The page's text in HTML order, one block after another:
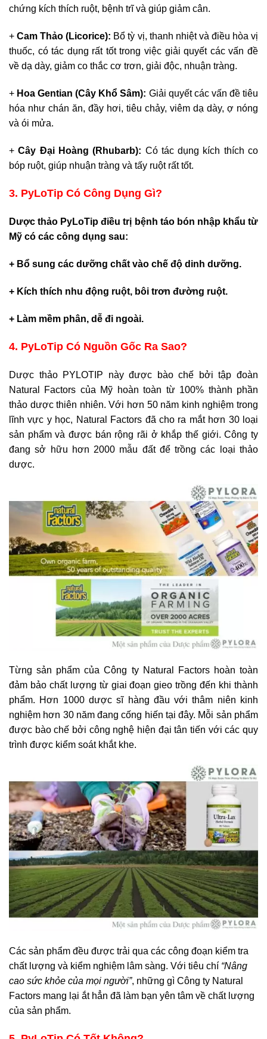
chứng kích thích ruột, bệnh trĩ và giúp giảm cân.
+ Cam Thảo (Licorice): Bổ tỳ vị, thanh nhiệt và điều hòa vị
thuốc, có tác dụng rất tốt trong việc giải quyết các vấn đề
về dạ dày, giảm co thắc cơ trơn, giải độc, nhuận tràng.
+ Hoa Gentian (Cây Khổ Sâm): Giải quyết các vấn đề tiêu
hóa như chán ăn, đầy hơi, tiêu chảy, viêm dạ dày, ợ nóng
và ói mửa.
+Cây Đại Hoàng (Rhubarb): Có tác dụng kích thích co
bóp ruột, giúp nhuận tràng và tấy ruột rất tốt.
3. PyLoTip Có Công Dụng Gì?
Dược thảo PyLoTip điều trị bệnh táo bón nhập khẩu từ
Mỹ có các công dụng sau:
+ Bổ sung các dưỡng chất vào chế độ dinh dưỡng.
+ Kích thích nhu động ruột, bôi trơn đường ruột.
+ Làm mềm phân, dễ đi ngoài.
4. PyLoTip Có Nguồn Gốc Ra Sao?
Dược thảo PYLOTIP này được bào chế bởi tập đoàn
Natural Factors của Mỹ hoàn toàn từ 100% thành phần
thảo dược thiên nhiên. Với hơn 50 năm kinh nghiệm trong
lĩnh vực y học, Natural Factors đã cho ra mắt hơn 30 loại
sản phẩm và được bán rộng rãi ở khắp thế giới. Công ty
đang sở hữu hơn 2000 mẫu đất để trồng các loại thảo
dược.
Từng sản phẩm của Công ty Natural Factors hoàn toàn
đảm bảo chất lượng từ giai đoạn gieo trồng đến khi thành
phẩm. Hơn 1000 dược sĩ hàng đầu với thâm niên kinh
nghiệm hơn 30 năm đang cống hiến tại đây. Mỗi sản phẩm
được bào chế bởi công nghệ hiện đại tân tiến với các quy
trình được kiểm soát khắt khe.
Các sản phẩm đều được trải qua các công đoạn kiểm tra
chất lượng và kiểm nghiệm lâm sàng. Với tiêu chí “Nâng
cao sức khỏe của mọi người”, những gì Công ty Natural
Factors mang lại ắt hẳn đã làm bạn yên tâm về chất lượng
của sản phẩm.